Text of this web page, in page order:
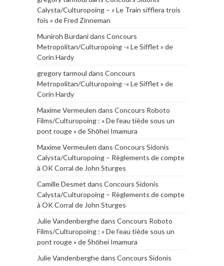
Calysta/Culturopoing – « Le Train sifflera trois
fois » de Fred Zinneman
Muniroh Burdanidans Concours
Metropolitan/Culturopoing -« Le Sifflet » de
Corin Hardy
gregory tarmoul dans Concours
Metropolitan/Culturopoing -« Le Sifflet » de
Corin Hardy
Maxime Vermeulen dans Concours Roboto
Films/Culturopoing : « De l’eau tiède sous un
pont rouge » de Shōhei Imamura
Maxime Vermeulen dans Concours Sidonis
Calysta/Culturopoing – Règlements de compte
à OK Corral de John Sturges
Camille Desmet dans Concours Sidonis
Calysta/Culturopoing – Règlements de compte
à OK Corral de John Sturges
Julie Vandenberghedans Concours Roboto
Films/Culturopoing : « De l’eau tiède sous un
pont rouge » de Shōhei Imamura
Julie Vandenberghedans Concours Sidonis